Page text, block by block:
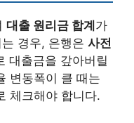
대출 원리금 합계가
경우, 은행은 사전
대출금을 갚아버릴
변동폭이 클 때는
체크해야 합니다.